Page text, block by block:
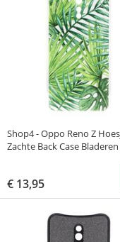
Shop4 - Oppo Reno Z
Zachte Back Case
€ 13,95